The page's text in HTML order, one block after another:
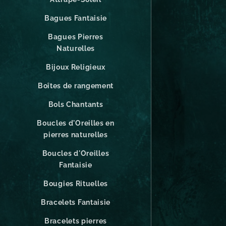
Bagues Fantaisie
Bagues Pierres
Naturelles
Bijoux Religieux
Boîtes de rangement
Bols Chantants
Boucles d'Oreilles en
pierres naturelles
Boucles d'Oreilles
Fantaisie
Bougies Rituelles
Bracelets Fantaisie
Bracelets pierres